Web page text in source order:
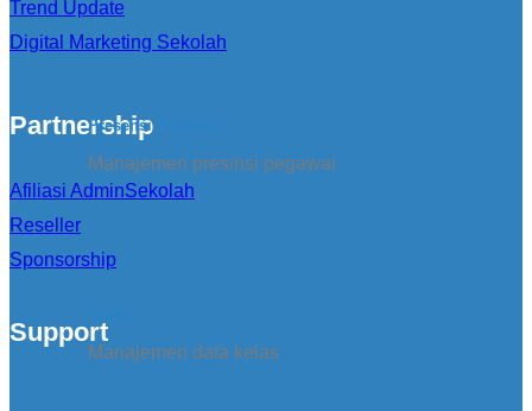
Presensi Pegawai
Manajemen presinsi pegawai
Manajemen data kelas
Trend Update
Digital Marketing Sekolah
Partnership
Afiliasi AdminSekolah
Reseller
Sponsorship
Support